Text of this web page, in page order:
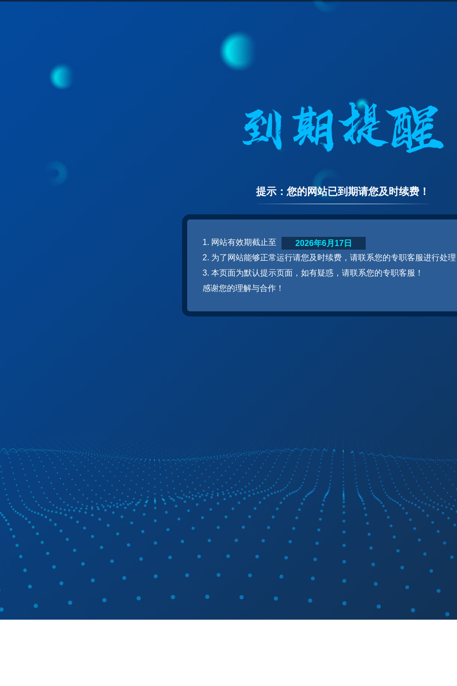
提示：您的网站已到期请您及时续费！
1. 网站有效期截止至
2. 为了网站能够正常运行请您及时续费，请联系您的专职客服进行处
3. 本页面为默认提示页面，如有疑惑，请联系您的专职客服！
感谢您的理解与合作！
2026年6月17日